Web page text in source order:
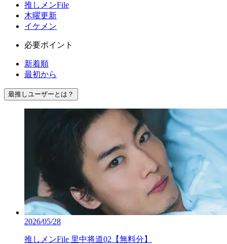
推しメンFile
木曜更新
イケメン
必要ポイント
新着順
最初から
最推しユーザーとは？
2026/05/28
推しメンFile 里中将道02【無料分】